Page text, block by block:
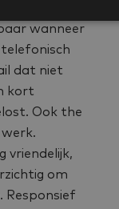
wanneer
dat niet
kort
Ook the
vriendelijk,
om
Responsief